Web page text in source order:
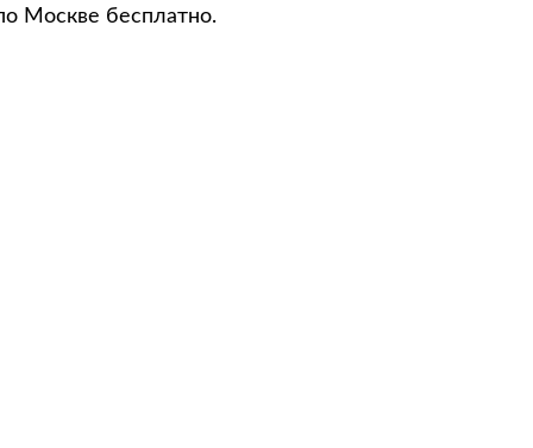
Москве бесплатно.